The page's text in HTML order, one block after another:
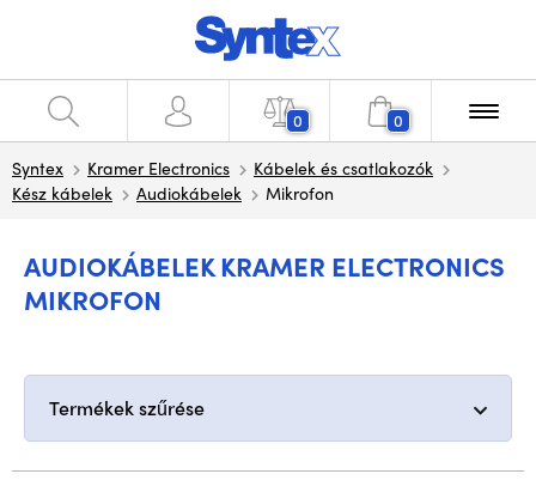
0 0
Syntex Kramer Electronics
Kábelek és csatlakozók
Kész kábelek
Audiokábelek Mikrofon
AUDIOKÁBELEK KRAMER ELECTRONICS
MIKROFON
Termékek szűrése